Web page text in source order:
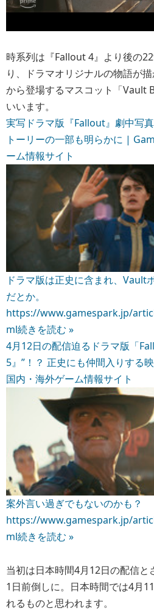
時系列は『Fallout 4』より後の
り、ドラマオリジナルの物語が
から登場するマスコット「Vault
いいます。
実写ドラマ版『Fallout』劇中写
トーリーの一部も明らかに |
ーム情報サイト
ドラマ版は正史に含まれ、Vault
だとか。
https://www.gamespark.jp/
ml続きを読む »
4月12日の配信迫るドラマ版「
5』”！？ 正史にも仲間入りする
国内・海外ゲーム情報サイト
案外言い過ぎでもないのかも？
https://www.gamespark.jp/
ml続きを読む »
当初は日本時間4月12日の配信
1日前倒しに。日本時間では4月
れるものと思われます。